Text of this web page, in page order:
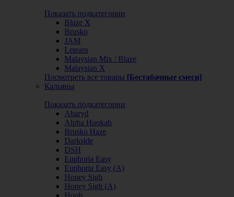
Показать подкатегории
Blaze X
Brusko
JAM
Leteam
Malaysian Mix / Blaze
Malaysian X
Посмотреть все товары [Бестабачные смеси]
Кальяны
Показать подкатегории
Abaryd
Alpha Hookah
Brusko Haze
Darkside
DSH
Euphoria Easy
Euphoria Easy (А)
Honey Sigh
Honey Sigh (А)
Hoob